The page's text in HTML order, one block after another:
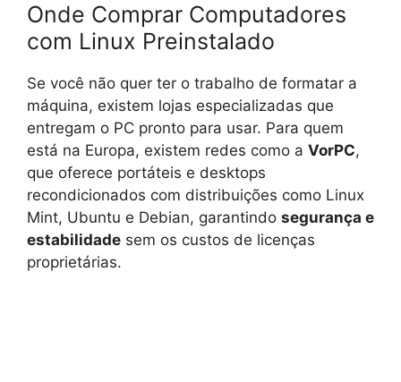
Onde Comprar Computadores
com Linux Preinstalado
Se você não quer ter o trabalho de formatar a
máquina, existem lojas especializadas que
entregam o PC pronto para usar. Para quem
está na Europa, existem redes como a VorPC,
que oferece portáteis e desktops
recondicionados com distribuições como Linux
Mint, Ubuntu e Debian, garantindo segurança e
estabilidade sem os custos de licenças
proprietárias.